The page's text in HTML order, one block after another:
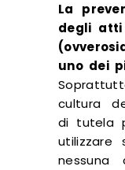
La
degli
uno dei
cultura
di tutela
utilizzare
nessuna